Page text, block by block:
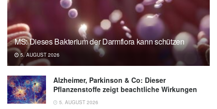
03.07.2019),
krebsinformationsdienst.de
Amboss GmbH: Gutartige Knochentumoren
(Abruf: 03.07.2019),
amboss.com
Freyschmidt, Jürgen: Schwierige Diagnosen
in der Skelettradiologie, Thieme, 2013
MS: Dieses Bakterium der Darmflora kann schützen
5. AUGUST 2026
Alzheimer, Parkinson & Co: Dieser
Pflanzenstoffe zeigt beachtliche Wirkungen
5. AUGUST 2026